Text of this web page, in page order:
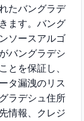
たバングラデ
ます。バング
ソースアルゴ
バングラデシ
とを保証し、
タ漏洩のリス
ラデシュ住所
情報、クレジ